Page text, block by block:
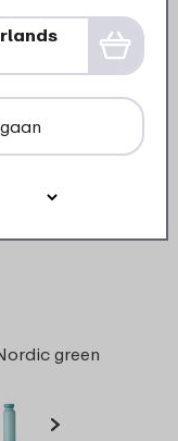
green
gaan